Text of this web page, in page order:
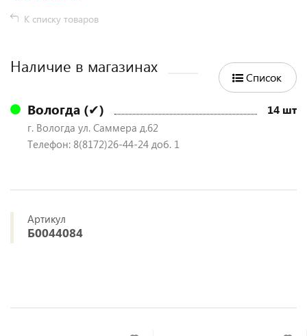
К списку товаров
Наличие в магазинах
Список
Вологда (✔) 14 шт
г. Вологда ул. Саммера д.62
Телефон: 8(8172)26-44-24 доб. 1
Артикул
Б0044084